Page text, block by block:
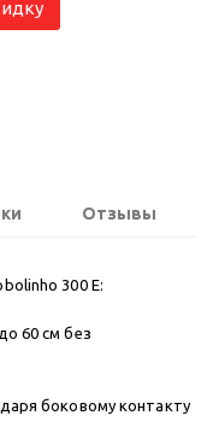
Отзывы
300 E:
60 см без
боковому контакту